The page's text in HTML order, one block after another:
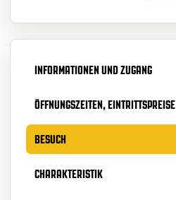
INFORMATIONEN UND ZUGANG
ÖFFNUNGSZEITEN, EINTRITTSPREISE
BESUCH
CHARAKTERISTIK